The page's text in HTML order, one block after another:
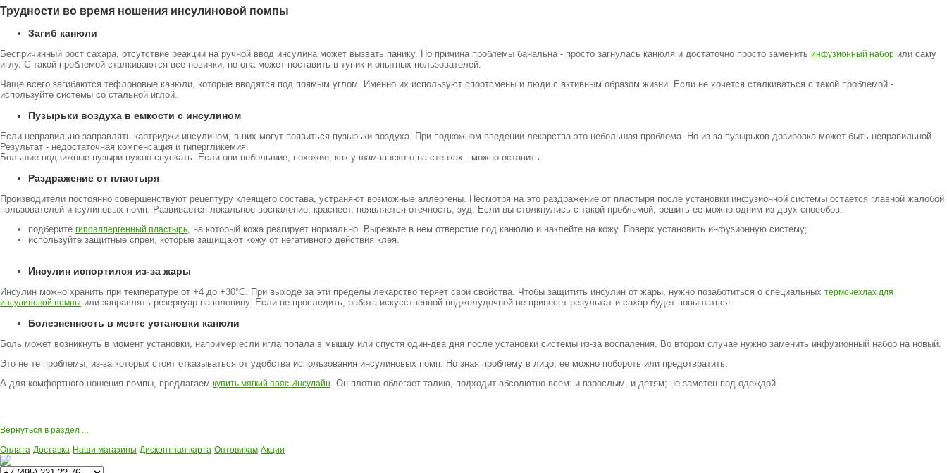
Трудности во время ношения инсулиновой помпы
Загиб канюли
Беспричинный рост сахара, отсутствие реакции на ручной ввод инсулина может вызвать панику. Но причина проблемы банальна - просто загнулась канюля и достаточно просто заменить инфузионный набор или саму
иглу. С такой проблемой сталкиваются все новички, но она может поставить в тупик и опытных пользователей.
Чаще всего загибаются тефлоновые канюли, которые вводятся под прямым углом. Именно их используют спортсмены и люди с активным образом жизни. Если не хочется сталкиваться с такой проблемой -
используйте системы со стальной иглой.
Пузырьки воздуха в емкости с инсулином
Если неправильно заправлять картриджи инсулином, в них могут появиться пузырьки воздуха. При подкожном введении лекарства это небольшая проблема. Но из-за пузырьков дозировка может быть неправильной.
Результат - недостаточная компенсация и гипергликемия.
Большие подвижные пузыри нужно спускать. Если они небольшие, похожие, как у шампанского на стенках - можно оставить.
Раздражение от пластыря
Производители постоянно совершенствуют рецептуру клеящего состава, устраняют возможные аллергены. Несмотря на это раздражение от пластыря после установки инфузионной системы остается главной жалобой
пользователей инсулиновых помп. Развивается локальное воспаление: краснеет, появляется отечность, зуд. Если вы столкнулись с такой проблемой, решить ее можно одним из двух способов:
подберите гипоаллергенный пластырь, на который кожа реагирует нормально. Вырежьте в нем отверстие под канюлю и наклейте на кожу. Поверх установить инфузионную систему;
используйте защитные спреи, которые защищают кожу от негативного действия клея.
Инсулин испортился из-за жары
Инсулин можно хранить при температуре от +4 до +30°С. При выходе за эти пределы лекарство теряет свои свойства. Чтобы защитить инсулин от жары, нужно позаботиться о специальных термочехлах для
инсулиновой помпы или заправлять резервуар наполовину. Если не проследить, работа искусственной поджелудочной не принесет результат и сахар будет повышаться.
Болезненность в месте установки канюли
Боль может возникнуть в момент установки, например если игла попала в мышцу или спустя один-два дня после установки системы из-за воспаления. Во втором случае нужно заменить инфузионный набор на новый.
Это не те проблемы, из-за которых стоит отказываться от удобства использования инсулиновых помп. Но зная проблему в лицо, ее можно побороть или предотвратить.
А для комфортного ношения помпы, предлагаем купить мягкий пояс Инсулайн. Он плотно облегает талию, подходит абсолютно всем: и взрослым, и детям; не заметен под одеждой.
Вернуться в раздел ...
Оплата Доставка Наши магазины Дисконтная карта Оптовикам Акции